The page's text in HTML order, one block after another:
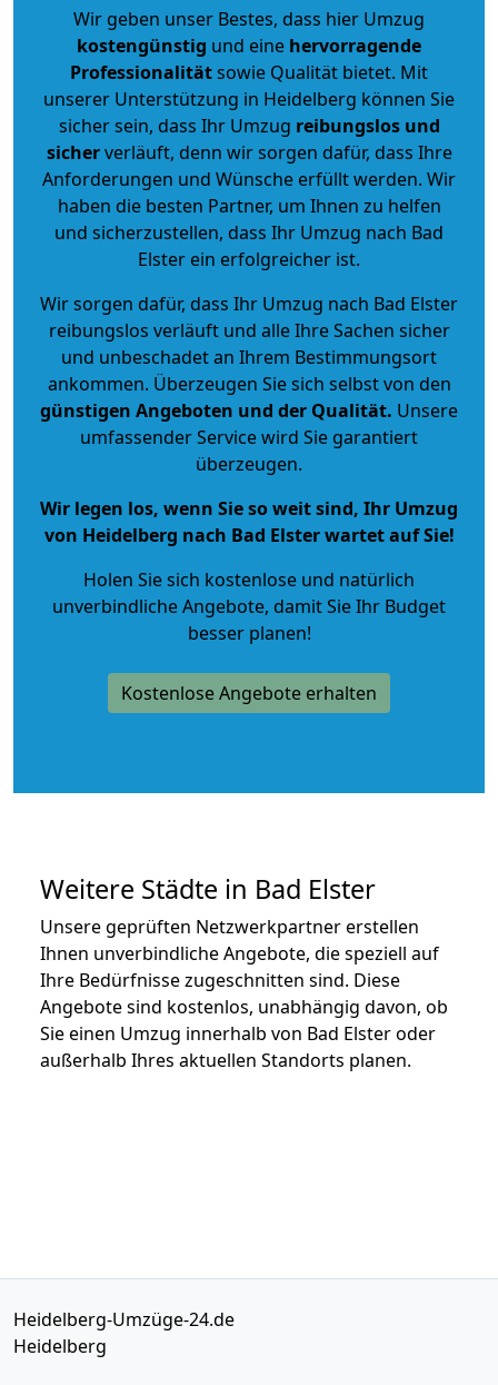
Wir geben unser Bestes, dass hier Umzug
kostengünstig und eine hervorragende
Professionalitätsowie Qualität bietet. Mit
unserer Unterstützung in Heidelberg können Sie
sicher sein, dass Ihr Umzug reibungslos und
sicherverläuft, denn wir sorgen dafür, dass Ihre
Anforderungen und Wünsche erfüllt werden. Wir
haben die besten Partner, um Ihnen zu helfen
und sicherzustellen, dass Ihr Umzug nach Bad
Elster ein erfolgreicher ist.
Wir sorgen dafür, dass Ihr Umzug nach Bad Elster
reibungslos verläuft und alle Ihre Sachen sicher
und unbeschadet an Ihrem Bestimmungsort
ankommen. Überzeugen Sie sich selbst von den
günstigen Angeboten und der Qualität. Unsere
umfassender Service wird Sie garantiert
überzeugen.
Wir legen los, wenn Sie so weit sind, Ihr Umzug
von Heidelberg nach Bad Elster wartet auf Sie!
Holen Sie sich kostenlose und natürlich
unverbindliche Angebote, damit Sie Ihr Budget
besser planen!
Kostenlose Angebote erhalten
Weitere Städte in Bad Elster
Unsere geprüften Netzwerkpartner erstellen
Ihnen unverbindliche Angebote, die speziell auf
Ihre Bedürfnisse zugeschnitten sind. Diese
Angebote sind kostenlos, unabhängig davon, ob
Sie einen Umzug innerhalb von Bad Elster oder
außerhalb Ihres aktuellen Standorts planen.
Heidelberg-Umzüge-24.de
Heidelberg